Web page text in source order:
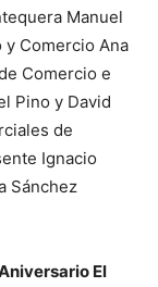
Manuel
y Comercio Ana
Comercio e
Pino y David
de
Ignacio
Sánchez
El